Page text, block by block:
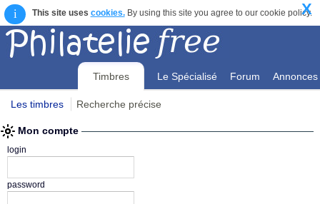
i This site uses cookies.By using this site you agree to our cookie policy.
X
Timbres Le Spécialisé Forum Annonces
Les timbres Recherche précise
Mon compte
login
password